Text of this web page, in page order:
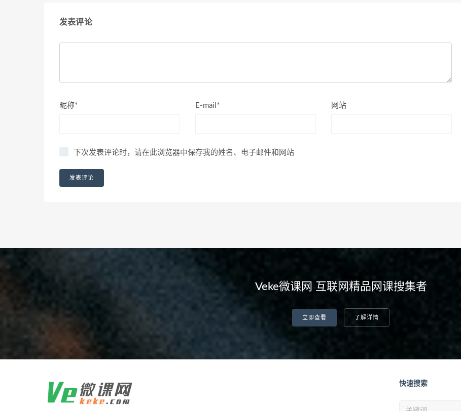
发表评论
昵称* E-mail* 网站
下次发表评论时，请在此浏览器中保存我的姓名、电子邮件和网站
Veke微课网 互联网精品网课搜集者
立即查看 了解详情
快速搜索